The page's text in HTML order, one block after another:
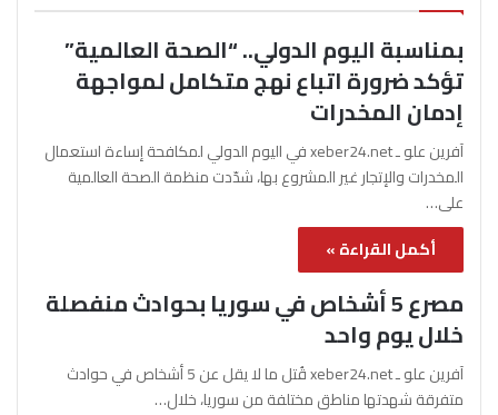
بمناسبة اليوم الدولي.. “الصحة العالمية”
تؤكد ضرورة اتباع نهج متكامل لمواجهة
إدمان المخدرات
آفرين علو ـ xeber24.net في اليوم الدولي لمكافحة إساءة استعمال
المخدرات والإتجار غير المشروع بها، شدّدت منظمة الصحة العالمية
على…
أكمل القراءة »
مصرع 5 أشخاص في سوريا بحوادث منفصلة
خلال يوم واحد
آفرين علو ـ xeber24.net قُتل ما لا يقل عن 5 أشخاص في حوادث
متفرقة شهدتها مناطق مختلفة من سوريا، خلال…